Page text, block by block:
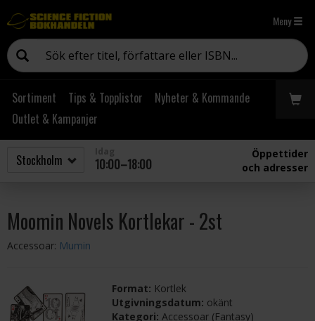
Meny
Sortiment Tips & Topplistor
Nyheter & Kommande
Outlet & Kampanjer
10:00–18:00
Öppettider
och adresser
Moomin Novels Kortlekar - 2st
Accessoar: Mumin
Format: Kortlek
Utgivningsdatum: okänt
Kategori:Accessoar (Fantasy)